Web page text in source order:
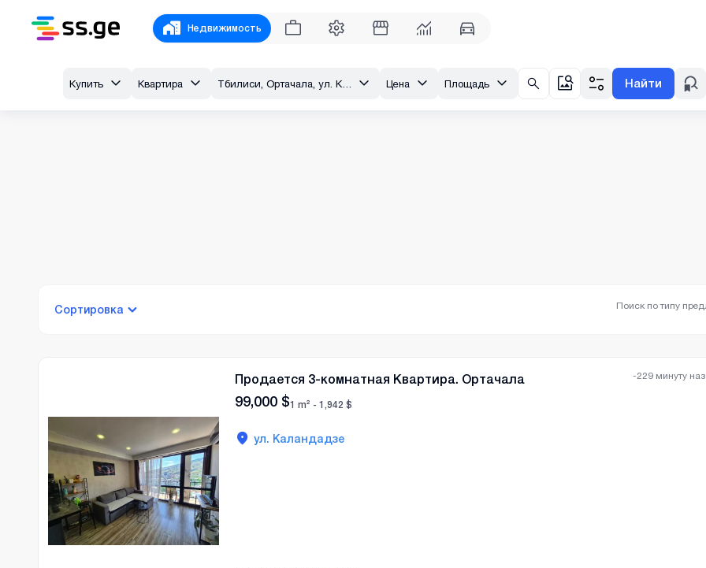
Недвижимость
Купить Квартира Цена Площадь Найти
Сортировка Поиск по типу
-229 минуту
Продается 3-комнатная Квартира. Ортачала
99,000 $1 m² - 1,942 $
ул. Каландадзе